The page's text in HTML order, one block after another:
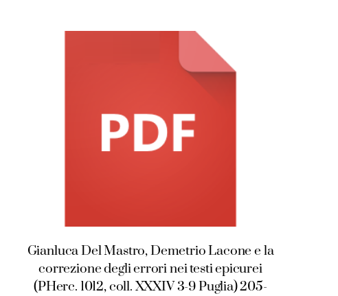
Gianluca Del Mastro, Demetrio Lacone e la
correzione degli errori nei testi epicurei
(PHerc. 1012, coll. XXXIV 3-9 Puglia) 205-